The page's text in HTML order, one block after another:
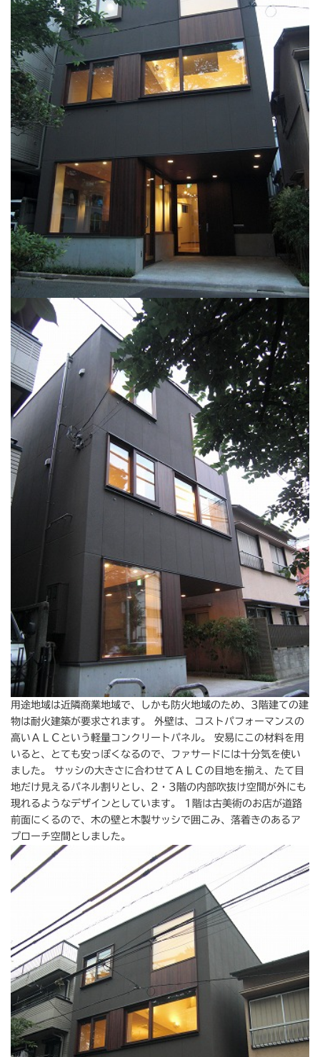
用途地域は近隣商業地域で、しかも防火地域のため、3階建ての建
物は耐火建築が要求されます。 外壁は、コストパフォーマンスの
高いＡＬＣという軽量コンクリートパネル。 安易にこの材料を用
いると、とても安っぽくなるので、ファサードには十分気を使い
ました。 サッシの大きさに合わせてＡＬＣの目地を揃え、たて目
地だけ見えるパネル割りとし、2・3階の内部吹抜け空間が外にも
現れるようなデザインとしています。 1階は古美術のお店が道路
前面にくるので、木の壁と木製サッシで囲こみ、落着きのあるア
プローチ空間としました。